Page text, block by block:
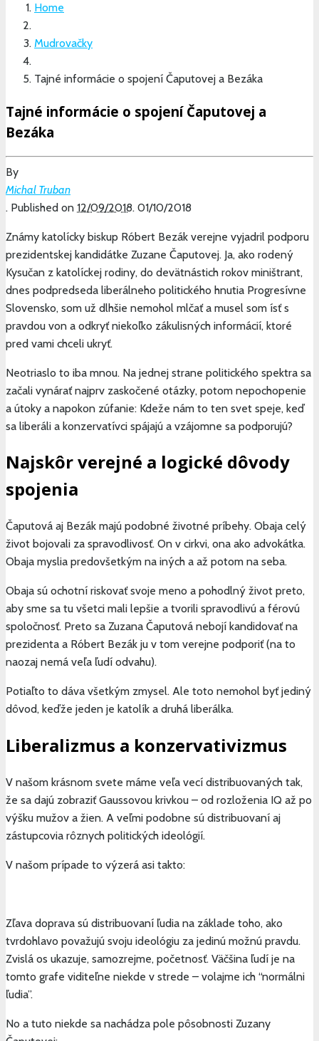
Home
Mudrovačky
Tajné informácie o spojení Čaputovej a Bezáka
Tajné informácie o spojení Čaputovej a
Bezáka
By
Michal Truban
. Published on 12/09/2018. 01/10/2018
Známy katolícky biskup Róbert Bezák verejne vyjadril podporu
prezidentskej kandidátke Zuzane Čaputovej. Ja, ako rodený
Kysučan z katolíckej rodiny, do devätnástich rokov miništrant,
dnes podpredseda liberálneho politického hnutia Progresívne
Slovensko, som už dlhšie nemohol mlčať a musel som ísť s
pravdou von a odkryť niekoľko zákulisných informácií, ktoré
pred vami chceli ukryť.
Neotriaslo to iba mnou. Na jednej strane politického spektra sa
začali vynárať najprv zaskočené otázky, potom nepochopenie
a útoky a napokon zúfanie: Kdeže nám to ten svet speje, keď
sa liberáli a konzervatívci spájajú a vzájomne sa podporujú?
Najskôr verejné a logické dôvody
spojenia
Čaputová aj Bezák majú podobné životné príbehy. Obaja celý
život bojovali za spravodlivosť. On v cirkvi, ona ako advokátka.
Obaja myslia predovšetkým na iných a až potom na seba.
Obaja sú ochotní riskovať svoje meno a pohodlný život preto,
aby sme sa tu všetci mali lepšie a tvorili spravodlivú a férovú
spoločnosť. Preto sa Zuzana Čaputová nebojí kandidovať na
prezidenta a Róbert Bezák ju v tom verejne podporiť (na to
naozaj nemá veľa ľudí odvahu).
Potiaľto to dáva všetkým zmysel. Ale toto nemohol byť jediný
dôvod, keďže jeden je katolík a druhá liberálka.
Liberalizmus a konzervativizmus
V našom krásnom svete máme veľa vecí distribuovaných tak,
že sa dajú zobraziť Gaussovou krivkou – od rozloženia IQ až po
výšku mužov a žien. A veľmi podobne sú distribuovaní aj
zástupcovia rôznych politických ideológií.
V našom prípade to výzerá asi takto:
Zľava doprava sú distribuovaní ľudia na základe toho, ako
tvrdohlavo považujú svoju ideológiu za jedinú možnú pravdu.
Zvislá os ukazuje, samozrejme, početnosť. Väčšina ľudí je na
tomto grafe viditeľne niekde v strede – volajme ich “normálni
ľudia”.
No a tuto niekde sa nachádza pole pôsobnosti Zuzany